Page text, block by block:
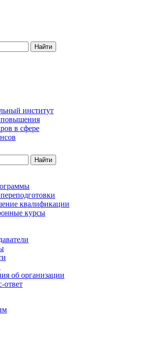
Найти
институт
повышения
в сфере
Найти
квалификации
курсы
об организации
ответ